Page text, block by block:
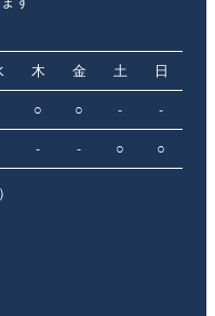
木 金 土
日
○ ○ -
-
- - ○ ○